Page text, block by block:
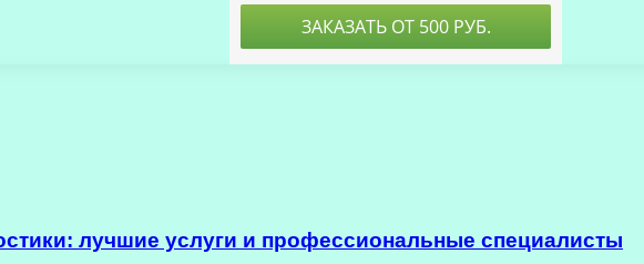
лучшие услуги и профессиональные специалисты